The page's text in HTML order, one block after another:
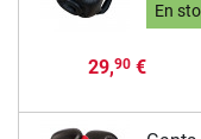
En
29,90€